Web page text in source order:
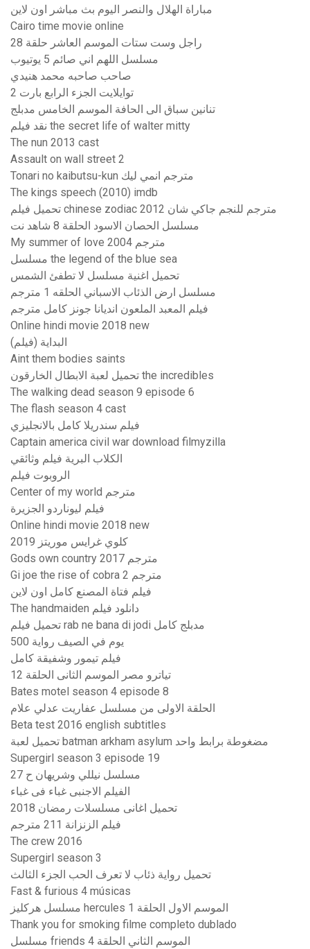
مباراة الهلال والنصر اليوم بث مباشر اون لاين
Cairo time movie online
راجل وست ستات الموسم العاشر حلقة 28
مسلسل اللهم اني صائم 5 يوتيوب
صاحب صاحبه محمد هنيدي
توايلايت الجزء الرابع بارت 2
تنانين سباق الى الحافة الموسم الخامس مدبلج
نقد فیلم the secret life of walter mitty
The nun 2013 cast
Assault on wall street 2
Tonari no kaibutsu-kun مترجم انمي ليك
The kings speech (2010) imdb
تحميل فيلم chinese zodiac 2012 مترجم للنجم جاكي شان
مسلسل الحصان الاسود الحلقة 8 شاهد نت
My summer of love 2004 مترجم
مسلسل the legend of the blue sea
تحميل اغنية مسلسل لا تطفئ الشمس
مسلسل ارض الذئاب الاسباني الحلقه 1 مترجم
فيلم المعبد الملعون انديانا جونز كامل مترجم
Online hindi movie 2018 new
البداية (فيلم)
Aint them bodies saints
تحميل لعبة الابطال الخارقون the incredibles
The walking dead season 9 episode 6
The flash season 4 cast
فيلم سندريلا كامل بالانجليزي
Captain america civil war download filmyzilla
الكلاب البرية فيلم وثائقي
الروبوت فيلم
Center of my world مترجم
فيلم ليوناردو الجزيرة
Online hindi movie 2018 new
كلوي غرايس موريتز 2019
Gods own country 2017 مترجم
Gi joe the rise of cobra 2 مترجم
فيلم فتاة المصنع كامل اون لاين
The handmaiden دانلود فيلم
تحميل فيلم rab ne bana di jodi مدبلج كامل
500 يوم في الصيف رواية
فيلم تيمور وشفيقة كامل
تياترو مصر الموسم الثانى الحلقة 12
Bates motel season 4 episode 8
الحلقة الاولى من مسلسل عفاريت عدلي علام
Beta test 2016 english subtitles
تحميل لعبة batman arkham asylum مضغوطة برابط واحد
Supergirl season 3 episode 19
مسلسل نيللي وشريهان ح 27
الفيلم الاجنبى غباء فى غباء
تحميل اغانى مسلسلات رمضان 2018
فيلم الزنزانة 211 مترجم
The crew 2016
Supergirl season 3
تحميل رواية ذئاب لا تعرف الحب الجزء الثالث
Fast & furious 4 músicas
مسلسل هركليز hercules الموسم الاول الحلقة 1
Thank you for smoking filme completo dublado
مسلسل friends الموسم الثاني الحلقة 4